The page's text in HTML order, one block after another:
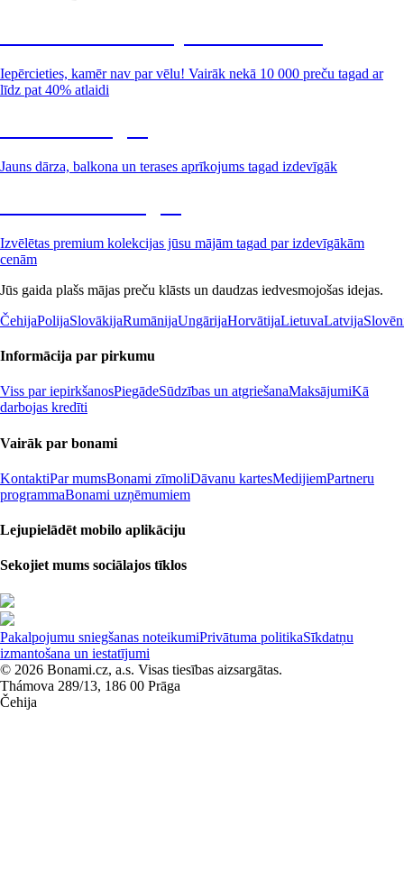
Iepērcieties, kamēr nav par vēlu! Vairāk nekā 10 000 preču tagad ar
līdz pat 40% atlaidi
Jauns dārza, balkona un terases aprīkojums tagad izdevīgāk
Izvēlētas premium kolekcijas jūsu mājām tagad par izdevīgākām
cenām
Jūs gaida plašs mājas preču klāsts un daudzas iedvesmojošas idejas.
ČehijaPolijaSlovākijaRumānijaUngārijaHorvātijaLietuvaLatvija
Informācija par pirkumu
Viss par iepirkšanosPiegādeSūdzības un atgriešanaMaksājumiKā
darbojas kredīti
Vairāk par bonami
KontaktiPar mumsBonami zīmoliDāvanu kartesMedijiemPartneru
programmaBonami uzņēmumiem
Lejupielādēt mobilo aplikāciju
Sekojiet mums sociālajos tīklos
Pakalpojumu sniegšanas noteikumiPrivātuma politikaSīkdatņu
izmantošana un iestatījumi
© 2026 Bonami.cz, a.s. Visas tiesības aizsargātas.
Thámova 289/13, 186 00 Prāga
Čehija